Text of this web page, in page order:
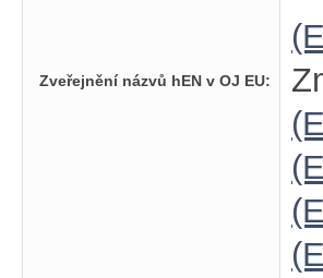
Zveřejnění názvů hEN v OJ EU: